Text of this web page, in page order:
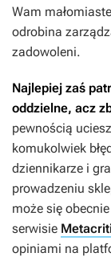
Wam
odrobina
zadowoleni.
Najlepiej zaś
oddzielne, acz
pewnością
komukolwiek
dziennikarze i
prowadzeniu
może się
serwisie
opiniami na